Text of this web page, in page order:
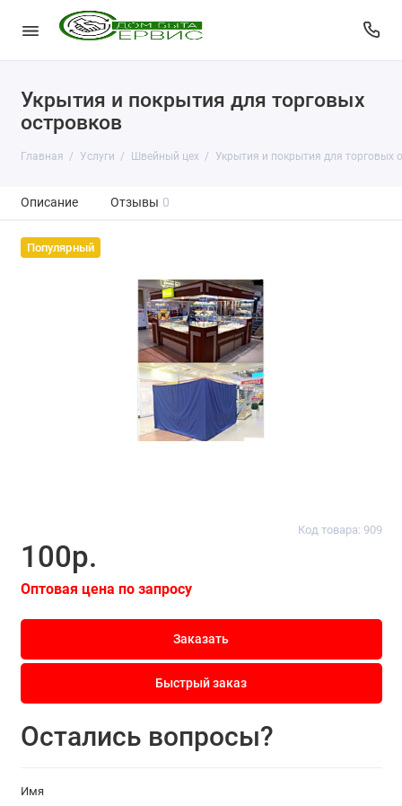
Укрытия и покрытия для торговых
островков
Главная Услуги Швейный цех Укрытия и покрытия для торговых
Описание Отзывы 0
Популярный
Код товара: 909
100р.
Оптовая цена по запросу
Заказать
Быстрый заказ
Остались вопросы?
Имя